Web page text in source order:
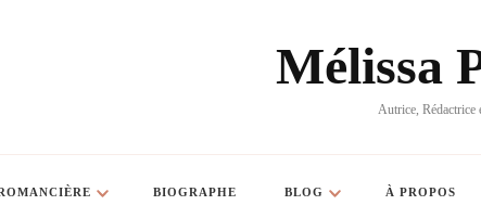
Mélissa
Autrice, Rédactrice
BIOGRAPHE BLOG À PROPOS